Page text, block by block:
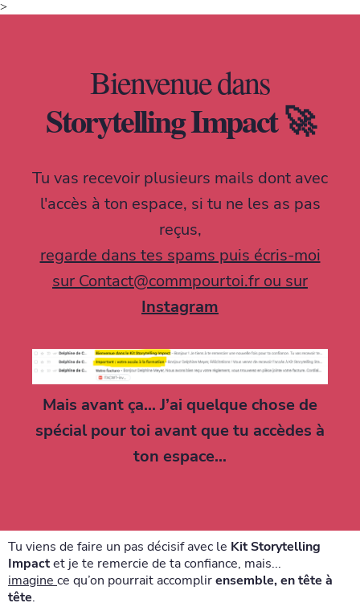
>
Bienvenue dans
Storytelling Impact 🚀
Tu vas recevoir plusieurs mails dont avec
l'accès à ton espace, si tu ne les as pas
reçus,
regarde dans tes spams puis écris-moi
sur Contact@commpourtoi.fr ou sur
Instagram
Mais avant ça... J’ai quelque chose de
spécial pour toi avant que tu accèdes à
ton espace…
Tu viens de faire un pas décisif avec le Kit Storytelling
Impactet je te remercie de ta confiance, mais...
imagine ce qu’on pourrait accomplirensemble, en tête à
tête.